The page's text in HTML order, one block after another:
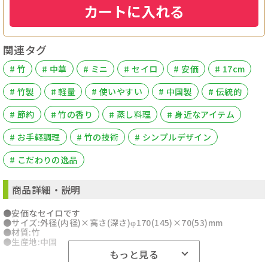
カートに入れる
関連タグ
# 竹 # 中華 # ミニ # セイロ # 安価
# 17cm
# 竹製
# 軽量 # 使いやすい # 中国製
# 伝統的
# 節約
# 竹の香り # 蒸し料理
# 身近なアイテム
# お手軽調理
# 竹の技術
# シンプルデザイン
# こだわりの逸品
商品詳細・説明
●安価なセイロです
●サイズ:外径(内径)×高さ(深さ)φ170(145)×70(53)mm
●材質:竹
●生産地:中国
もっと見る